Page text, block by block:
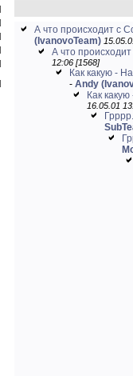
А что происходит с
(IvanovoTeam)
А что
12:06 [1568]
Как какую -
- Andy
Как
16.05.01